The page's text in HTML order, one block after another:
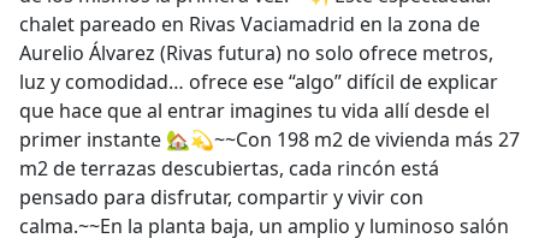
chalet pareado en Rivas Vaciamadrid en la zona de
Aurelio Álvarez (Rivas futura) no solo ofrece metros,
luz y comodidad… ofrece ese “algo” difícil de explicar
que hace que al entrar imagines tu vida allí desde el
primer instante 🏡💫~~Con 198 m2 de vivienda más 27
m2 de terrazas descubiertas, cada rincón está
pensado para disfrutar, compartir y vivir con
calma.~~En la planta baja, un amplio y luminoso salón